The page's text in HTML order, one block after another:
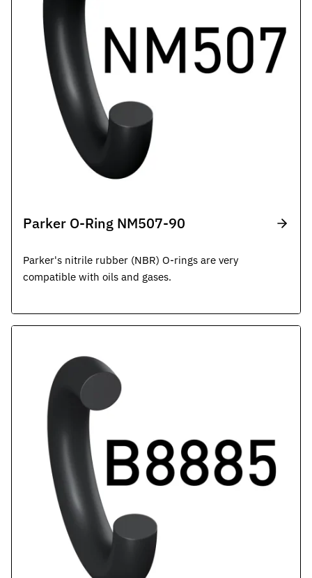
Parker O-Ring NM507-90
Parker's nitrile rubber (NBR) O-rings are very
compatible with oils and gases.